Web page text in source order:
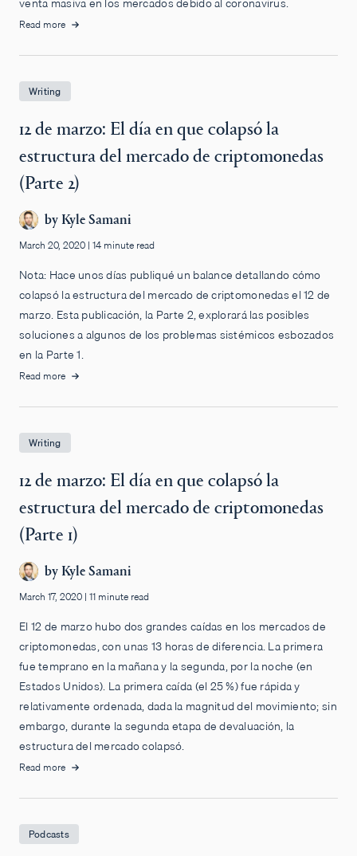
Read more
Writing
12 de marzo: El día en que colapsó la
estructura del mercado de criptomonedas
(Parte 2)
by Kyle Samani
March 20, 2020 | 14 minute read
Nota: Hace unos días publiqué un balance detallando cómo
colapsó la estructura del mercado de criptomonedas el 12 de
marzo. Esta publicación, la Parte 2, explorará las posibles
soluciones a algunos de los problemas sistémicos esbozados
en la Parte 1.
Read more
Writing
12 de marzo: El día en que colapsó la
estructura del mercado de criptomonedas
(Parte 1)
by Kyle Samani
March 17, 2020 | 11 minute read
El 12 de marzo hubo dos grandes caídas en los mercados de
criptomonedas, con unas 13 horas de diferencia. La primera
fue temprano en la mañana y la segunda, por la noche (en
Estados Unidos). La primera caída (el 25 %) fue rápida y
relativamente ordenada, dada la magnitud del movimiento; sin
embargo, durante la segunda etapa de devaluación, la
estructura del mercado colapsó.
Read more
Podcasts